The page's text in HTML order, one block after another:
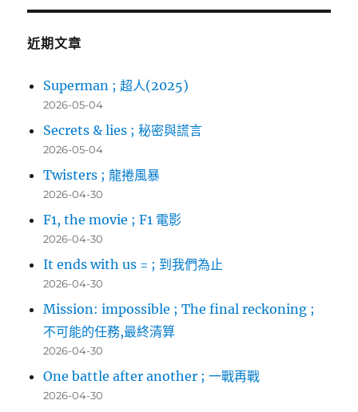
鍵
近期文章
Superman ; 超人(2025)
2026-05-04
Secrets & lies ; 秘密與謊言
2026-05-04
Twisters ; 龍捲風暴
2026-04-30
F1, the movie ; F1 電影
2026-04-30
It ends with us = ; 到我們為止
2026-04-30
Mission: impossible ; The final reckoning ;
不可能的任務,最終清算
2026-04-30
One battle after another ; 一戰再戰
2026-04-30